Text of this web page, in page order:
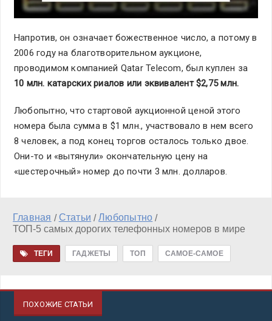
Напротив, он означает божественное число, а потому в
2006 году на благотворительном аукционе,
проводимом компанией Qatar Telecom, был куплен за
10 млн. катарских риалов или эквивалент $2,75 млн.
Любопытно, что стартовой аукционной ценой этого
номера была сумма в $1 млн., участвовало в нем всего
8 человек, а под конец торгов осталось только двое.
Они-то и «вытянули» окончательную цену на
«шестерочный» номер до почти 3 млн. долларов.
Главная / Статьи /Любопытно /
ТОП-5 самых дорогих телефонных номеров в мире
ТЕГИ ГАДЖЕТЫ ТОП САМОЕ-САМОЕ
ПОХОЖИЕ СТАТЬИ